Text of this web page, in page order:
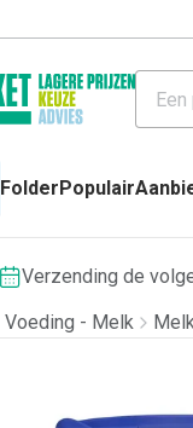
FolderPopulair
Verzending de
Voeding - Melk